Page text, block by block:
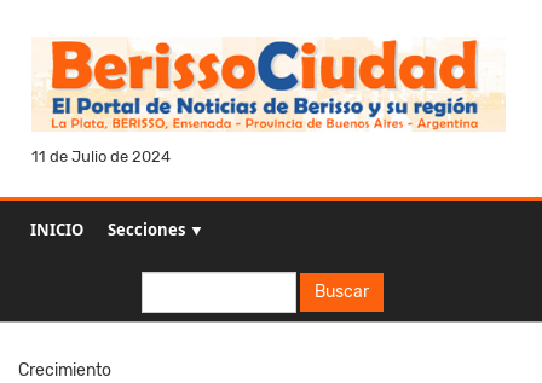
11 de Julio de 2024
INICIO Secciones ▼
Buscar
Crecimiento